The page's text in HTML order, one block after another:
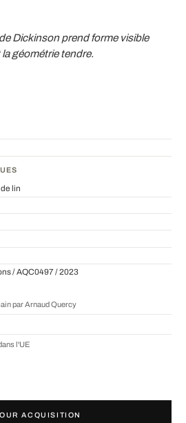
Dickinson prend forme visible
géométrie tendre.
lin
/ AQC0497 / 2023
par Arnaud Quercy
l'UE
ACQUISITION